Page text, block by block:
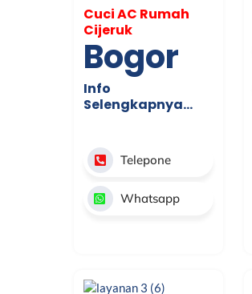
Cuci AC Rumah
Cijeruk
Bogor
Info
Selengkapnya…
Telepone
Whatsapp